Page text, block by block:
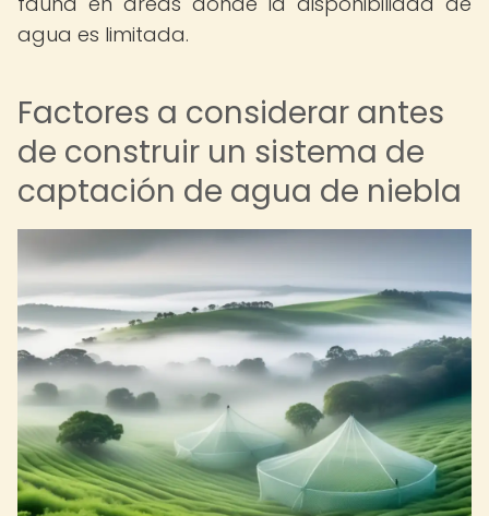
agua es limitada.
Factores a considerar antes
de construir un sistema de
captación de agua de niebla